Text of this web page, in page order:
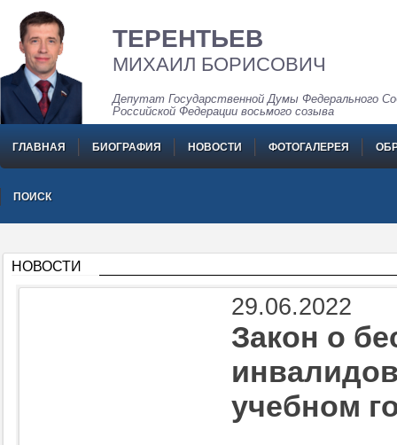
ТЕРЕНТЬЕВ
МИХАИЛ БОРИСОВИЧ
Депутат Государственной Думы Федерального
Российской Федерации восьмого созыва
ГЛАВНАЯ БИОГРАФИЯ НОВОСТИ ФОТОГАЛЕРЕЯ
ПОИСК
НОВОСТИ
29.06.2022
Закон о
учебном